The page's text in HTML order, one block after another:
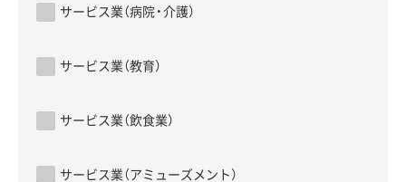
サービス業（病院・介護）
サービス業（教育）
サービス業（飲食業）
サービス業（アミューズメント）